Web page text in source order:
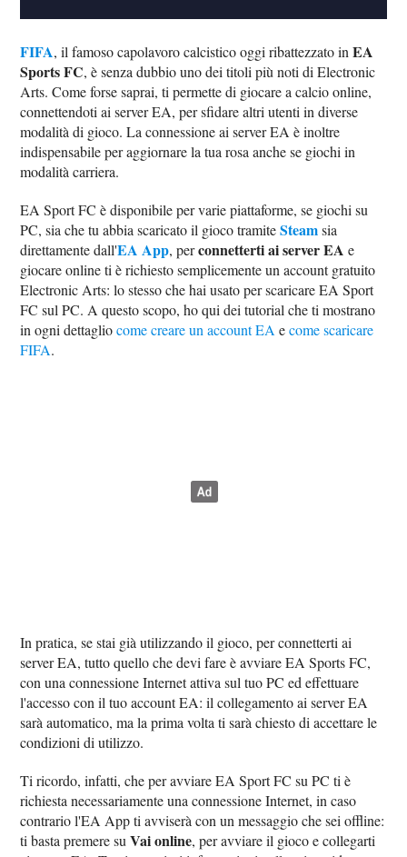
FIFA, il famoso capolavoro calcistico oggi ribattezzato inEA
Sports FC, è senza dubbio uno dei titoli più noti di Electronic
Arts. Come forse saprai, ti permette di giocare a calcio online,
connettendoti ai server EA, per sfidare altri utenti in diverse
modalità di gioco. La connessione ai server EA è inoltre
indispensabile per aggiornare la tua rosa anche se giochi in
modalità carriera.
EA Sport FC è disponibile per varie piattaforme, se giochi su
PC, sia che tu abbia scaricato il gioco tramiteSteamsia
direttamente dall'EA App, perconnetterti ai server EA e
giocare online ti è richiesto semplicemente un account gratuito
Electronic Arts: lo stesso che hai usato per scaricare EA Sport
FC sul PC. A questo scopo, ho qui dei tutorial che ti mostrano
in ogni dettagliocome creare un account EA ecome scaricare
FIFA.
In pratica, se stai già utilizzando il gioco, per connetterti ai
server EA, tutto quello che devi fare è avviare EA Sports FC,
con una connessione Internet attiva sul tuo PC ed effettuare
l'accesso con il tuo account EA: il collegamento ai server EA
sarà automatico, ma la prima volta ti sarà chiesto di accettare le
condizioni di utilizzo.
Ti ricordo, infatti, che per avviare EA Sport FC su PC ti è
richiesta necessariamente una connessione Internet, in caso
contrario l'EA App ti avviserà con un messaggio che sei offline:
ti basta premere suVai online, per avviare il gioco e collegarti